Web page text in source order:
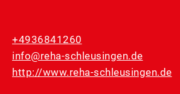
+4936841260
info@reha-schleusingen.de
http://www.reha-schleusingen.de